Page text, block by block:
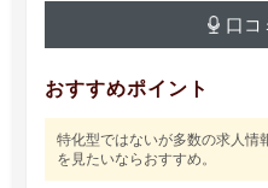
口コ
おすすめポイント
特化型ではないが多数の求人情
を見たいならおすすめ。